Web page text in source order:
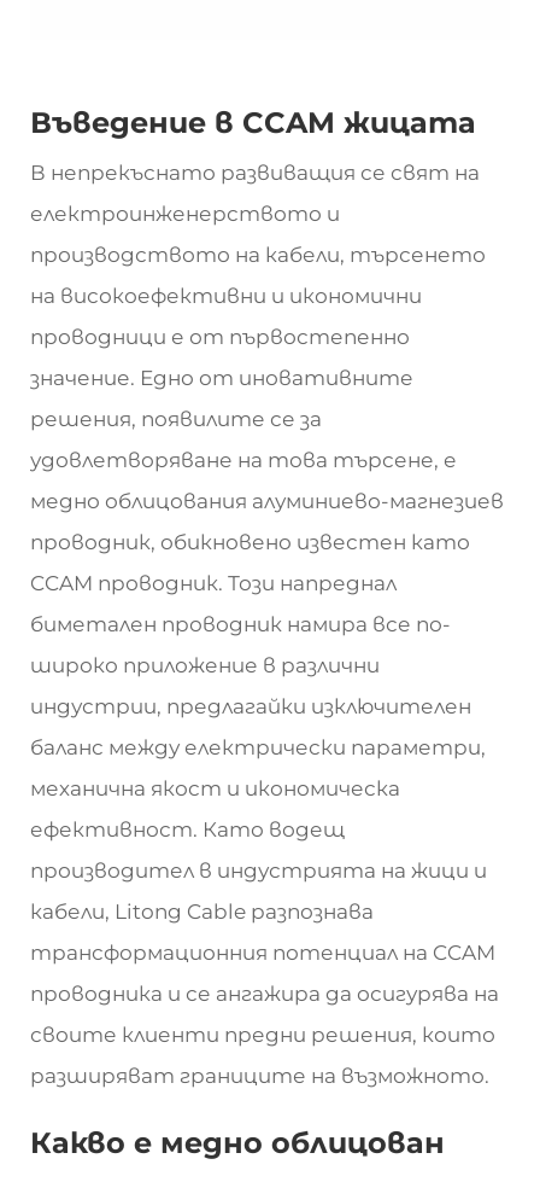
Въведение в CCAM жицата
В непрекъснато развиващия се свят на
електроинженерството и
производството на кабели, търсенето
на високоефективни и икономични
проводници е от първостепенно
значение. Едно от иновативните
решения, появилите се за
удовлетворяване на това търсене, е
медно облицования алуминиево-магнезиев
проводник, обикновено известен като
CCAM проводник. Този напреднал
биметален проводник намира все по-
широко приложение в различни
индустрии, предлагайки изключителен
баланс между електрически параметри,
механична якост и икономическа
ефективност. Като водещ
производител в индустрията на жици и
кабели, Litong Cable разпознава
трансформационния потенциал на CCAM
проводника и се ангажира да осигурява на
своите клиенти предни решения, които
разширяват границите на възможното.
Какво е медно облицован